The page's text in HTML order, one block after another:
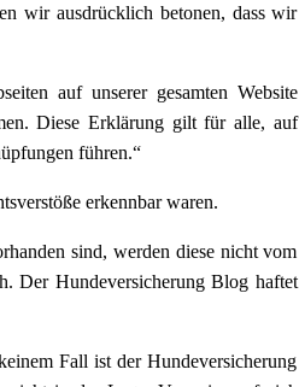
wir ausdrücklich betonen, dass wir
auf unserer gesamten Website
Diese Erklärung gilt für alle, auf
führen.“
erkennbar waren.
sind, werden diese nicht vom
Der Hundeversicherung Blog haftet
Fall ist der Hundeversicherung